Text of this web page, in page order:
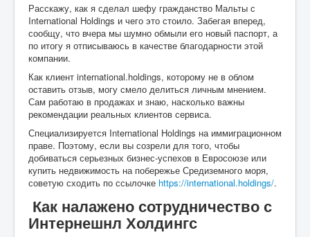
н
г
:
5
5
Расскажу, как я сделал шефу гражданство Мальты с
International Holdings и чего это стоило. Забегая вперед,
сообщу, что вчера мы шумно обмыли его новый паспорт, а
по итогу я отписываюсь в качестве благодарности этой
компании.
Как клиент international.holdings, которому не в облом
оставить отзыв, могу смело делиться личным мнением.
Сам работаю в продажах и знаю, насколько важны
рекомендации реальных клиентов сервиса.
Специализируется International Holdings на иммиграционном
праве. Поэтому, если вы созрели для того, чтобы
добиваться серьезных бизнес-успехов в Евросоюзе или
купить недвижимость на побережье Средиземного моря,
советую сходить по ссылочке https://international.holdings/.
Как налажено сотрудничество с
Интернешнл Холдингс